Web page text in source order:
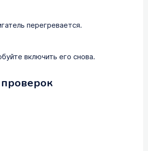
перегревается.
включить его снова.